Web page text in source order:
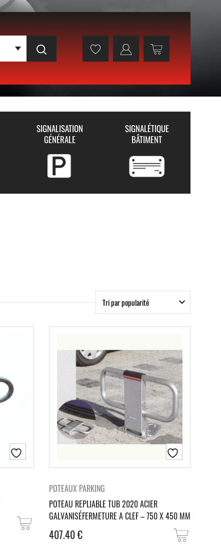
SIGNALISATION
GÉNÉRALE
SIGNALÉTIQUE
BÂTIMENT
POTEAUX PARKING
POTEAU REPLIABLE TUB 2020 ACIER
GALVANISÉFERMETURE A CLEF – 750 X 450 MM
407.40€